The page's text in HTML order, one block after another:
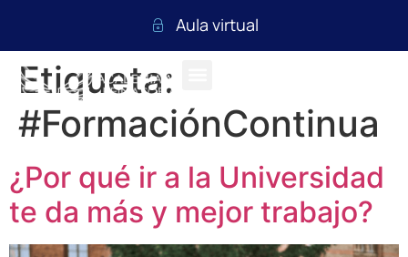
Aula virtual
Etiqueta:
#FormaciónContinua
¿Por qué ir a la Universidad
te da más y mejor trabajo?